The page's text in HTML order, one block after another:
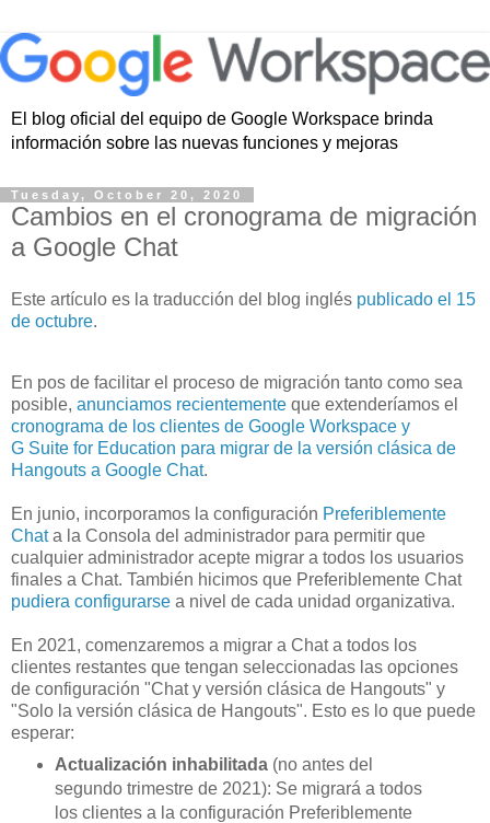
El blog oficial del equipo de Google Workspace brinda
información sobre las nuevas funciones y mejoras
Tuesday, October 20, 2020
Cambios en el cronograma de migración
a Google Chat
Este artículo es la traducción del blog inglés publicado el 15
de octubre.
En pos de facilitar el proceso de migración tanto como sea
posible, anunciamos recientemente que extenderíamos el
cronograma de los clientes de Google Workspace y
G Suite for Education para migrar de la versión clásica de
Hangouts a Google Chat.
En junio, incorporamos la configuración Preferiblemente
Chata la Consola del administrador para permitir que
cualquier administrador acepte migrar a todos los usuarios
finales a Chat. También hicimos que Preferiblemente Chat
pudiera configurarse a nivel de cada unidad organizativa.
En 2021, comenzaremos a migrar a Chat a todos los
clientes restantes que tengan seleccionadas las opciones
de configuración "Chat y versión clásica de Hangouts" y
"Solo la versión clásica de Hangouts". Esto es lo que puede
esperar:
Actualización inhabilitada(no antes del
segundo trimestre de 2021): Se migrará a todos
los clientes a la configuración Preferiblemente